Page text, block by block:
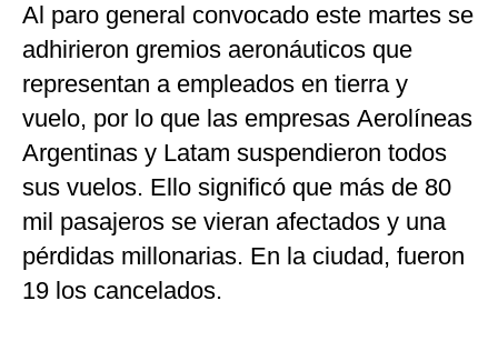
Al paro general convocado este martes se
adhirieron gremios aeronáuticos que
representan a empleados en tierra y
vuelo, por lo que las empresas Aerolíneas
Argentinas y Latam suspendieron todos
sus vuelos. Ello significó que más de 80
mil pasajeros se vieran afectados y una
pérdidas millonarias. En la ciudad, fueron
19 los cancelados.